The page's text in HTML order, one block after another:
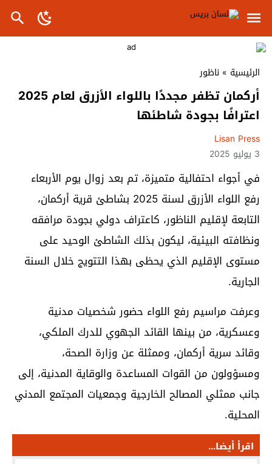
الرئيسية » ناظور
أركمان تظفر مجددًا باللواء الأزرق لعام 2025
اعترافًا بجودة شاطئها
Lisan Press
3 يوليو 2025
في أجواء احتفالية متميزة، تم بعد زوال يوم الأربعاء
رفع اللواء الأزرق لسنة 2025 بشاطئ قرية أركمان،
التابعة لإقليم الناظور، كاعتراف دولي بجودة مرافقه
ونظافته البيئية، ليكون بذلك الشاطئ الوحيد على
مستوى الإقليم الذي يحظى بهذا التتويج خلال السنة
الجارية.
وعرفت مراسيم رفع اللواء حضور شخصيات مدنية
وعسكرية، من بينها القائد الجهوي للدرك الملكي،
وقائد سرية أركمان، وممثلة عن وزارة الصحة،
ومسؤولون من القوات المساعدة والوقاية المدنية، إلى
جانب ممثلي المصالح الخارجية وجمعيات المجتمع المدني
المحلية.
اقرأ أيضا...